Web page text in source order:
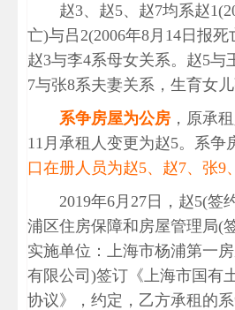
赵3、赵5、赵7均系赵
亡)与吕2(2006年8月14日报死
赵3与李4系母女关系。赵5与
7与张8系夫妻关系，生育女儿
系争房屋为公房 ，原承
11月承租人变更为赵5。系争
口在册人员为赵5、赵7、张9
2019年6月27日，赵5(签
浦区住房保障和房屋管理局(
实施单位：上海市杨浦第一
有限公司)签订《上海市国有
协议》，约定，乙方承租的